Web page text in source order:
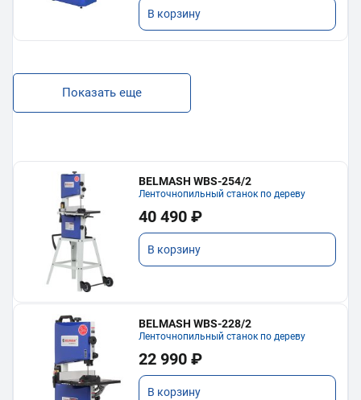
В корзину
Показать еще
BELMASH WBS-254/2
Ленточнопильный станок по дереву
40 490 ₽
В корзину
BELMASH WBS-228/2
Ленточнопильный станок по дереву
22 990 ₽
В корзину